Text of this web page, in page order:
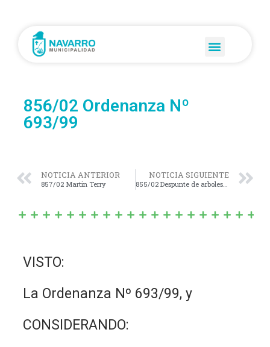
856/02 Ordenanza Nº
693/99
NOTICIA ANTERIOR
857/02 Martin Terry
NOTICIA SIGUIENTE
855/02 Despunte de arboles en calle 28 y 35
VISTO:
La Ordenanza Nº 693/99, y
CONSIDERANDO: